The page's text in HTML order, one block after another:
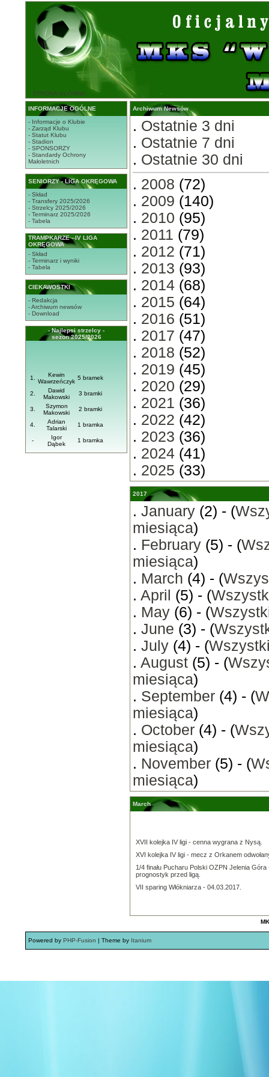
STRONA GŁÓWNA
INFORMACJE OGÓLNE
- Informacje o Klubie
- Zarząd Klubu
- Statut Klubu
- Stadion
- SPONSORZY
- Standardy Ochrony
Małoletnich
SENIORZY - LIGA OKRĘGOWA
- Skład
- Transfery 2025/2026
- Strzelcy 2025/2026
- Terminarz 2025/2026
- Tabela
TRAMPKARZE - IV LIGA
OKRĘGOWA
- Skład
- Terminarz i wyniki
- Tabela
CIEKAWOSTKI
- Redakcja
- Archiwum newsów
- Download
- Najlepsi strzelcy -
sezon 2025/2026
1.
Kewin
Wawrzeńczyk
5 bramek
2.
Dawid
Makowski
3 bramki
3.
Szymon
Makowski
2 bramki
4.
Adrian
Talarski
1 bramka
-
Igor
Dąbek
1 bramka
Archiwum Newsów
. Ostatnie 3 dni
. Ostatnie 7 dni
. Ostatnie 30 dni
. 2008 (72)
. 2009 (140)
. 2010 (95)
. 2011 (79)
. 2012 (71)
. 2013 (93)
. 2014 (68)
. 2015 (64)
. 2016 (51)
. 2017 (47)
. 2018 (52)
. 2019 (45)
. 2020 (29)
. 2021 (36)
. 2022 (42)
. 2023 (36)
. 2024 (41)
. 2025 (33)
2017
. January (2) - (
miesiąca)
. February (5) - (
miesiąca)
. March (4) - (
. April (5) - (
. May (6) - (
. June (3) - (
. July (4) - (
. August (5) - (
miesiąca)
. September (4) - (
miesiąca)
. October (4) - (
miesiąca)
. November (5) - (
miesiąca)
March
XVII kolejka IV ligi - cenna wygrana z Nysą.
XVI kolejka IV ligi - mecz z Orkanem
1/4 finału Pucharu Polski OZPN Jelenia Góra
prognostyk przed ligą.
VII sparing Włókniarza - 04.03.2017.
Powered by PHP-Fusion | Theme by Itanium